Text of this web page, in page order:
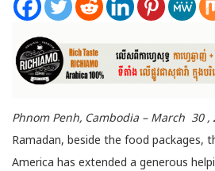
Phnom Penh, Cambodia – March 30 ,
Ramadan, beside the food packages,
America has extended a generous